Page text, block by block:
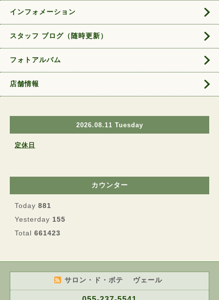
インフォメーション
スタッフ ブログ（随時更新）
フォトアルバム
店舗情報
2026.08.11 Tuesday
定休日
カウンター
Today 881
Yesterday 155
Total 661423
サロン・ド・ボテ ヴェール